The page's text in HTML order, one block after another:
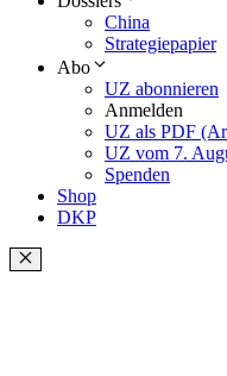
China
Strategiepapier
Abo
UZ abonnieren
Anmelden
UZ als PDF
UZ vom 7.
Spenden
Shop
DKP
Schließen